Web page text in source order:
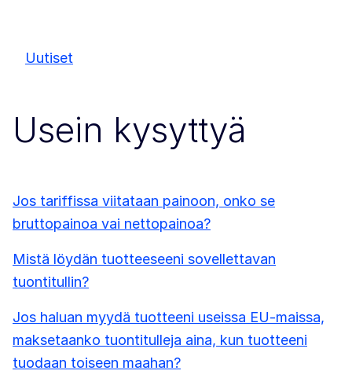
Uutiset
Usein kysyttyä
Jos tariffissa viitataan painoon, onko se
bruttopainoa vai nettopainoa?
Mistä löydän tuotteeseeni sovellettavan
tuontitullin?
Jos haluan myydä tuotteeni useissa EU-maissa,
maksetaanko tuontitulleja aina, kun tuotteeni
tuodaan toiseen maahan?